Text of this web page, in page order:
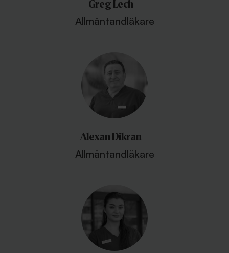
Greg Lech
Allmäntandläkare
Alexan Dikran
Allmäntandläkare